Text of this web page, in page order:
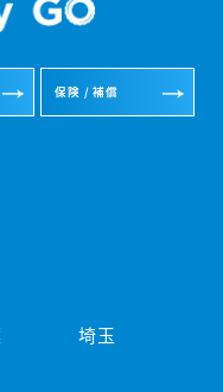
保険 / 補償
埼玉